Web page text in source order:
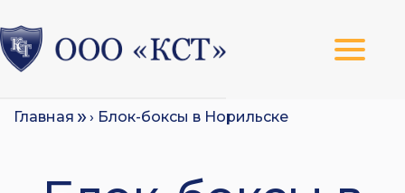
Главная › Блок-боксы в Норильске